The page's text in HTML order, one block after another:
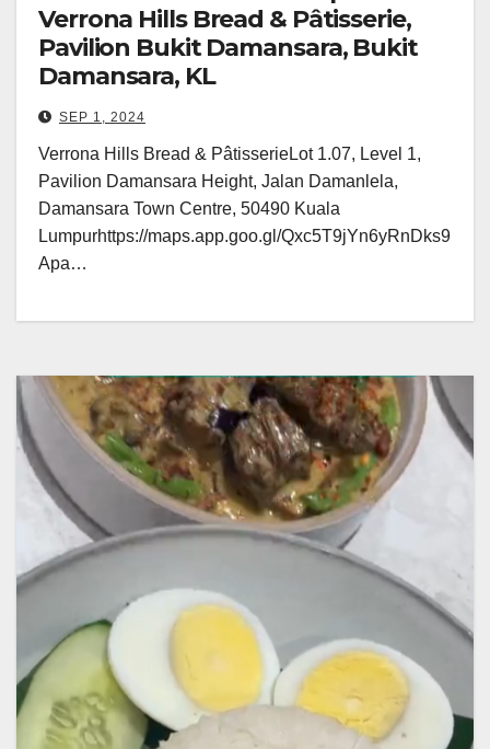
Verrona Hills Bread & Pâtisserie,
Pavilion Bukit Damansara, Bukit
Damansara, KL
SEP 1, 2024
Verrona Hills Bread & PâtisserieLot 1.07, Level 1,
Pavilion Damansara Height, Jalan Damanlela,
Damansara Town Centre, 50490 Kuala
Lumpurhttps://maps.app.goo.gl/Qxc5T9jYn6yRnDks9
Apa…